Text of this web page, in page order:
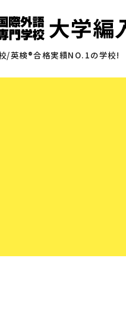
/英検®合格実績NO.1の学校!